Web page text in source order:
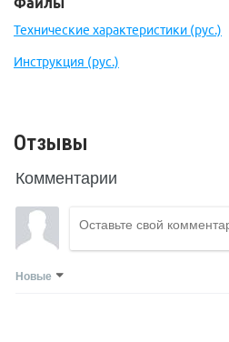
Технические характеристики (рус.)
Инструкция (рус.)
Отзывы
Комментарии
Новые